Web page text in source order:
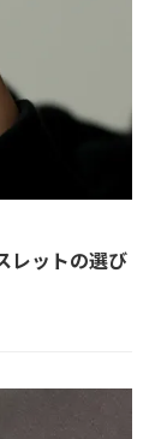
レットの選び